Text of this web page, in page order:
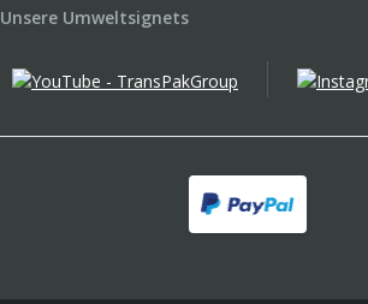
Unsere Umweltsignets